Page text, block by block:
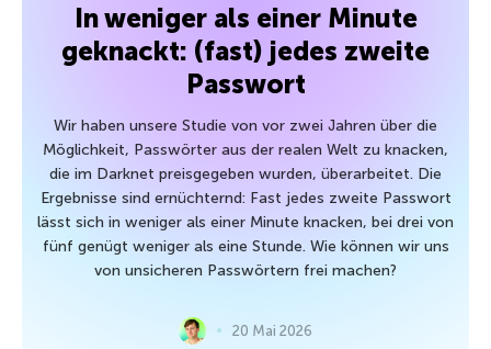
In weniger als einer Minute
geknackt: (fast) jedes zweite
Passwort
Wir haben unsere Studie von vor zwei Jahren über die
Möglichkeit, Passwörter aus der realen Welt zu knacken,
die im Darknet preisgegeben wurden, überarbeitet. Die
Ergebnisse sind ernüchternd: Fast jedes zweite Passwort
lässt sich in weniger als einer Minute knacken, bei drei von
fünf genügt weniger als eine Stunde. Wie können wir uns
von unsicheren Passwörtern frei machen?
20 Mai 2026